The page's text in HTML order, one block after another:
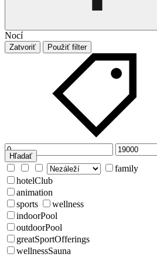
Nocí
Zatvoriť Použiť filter
Hľadať
family
hotelClub
animation
sports
wellness
indoorPool
outdoorPool
greatSportOfferings
wellnessSauna